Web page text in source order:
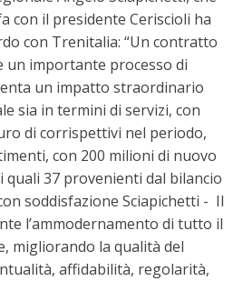
con il presidente Ceriscioli ha
con Trenitalia: “Un contratto
un importante processo di
un impatto straordinario
sia in termini di servizi, con
di corrispettivi nel periodo,
con 200 milioni di nuovo
quali 37 provenienti dal bilancio
soddisfazione Sciapichetti - Il
l’ammodernamento di tutto il
migliorando la qualità del
affidabilità, regolarità,